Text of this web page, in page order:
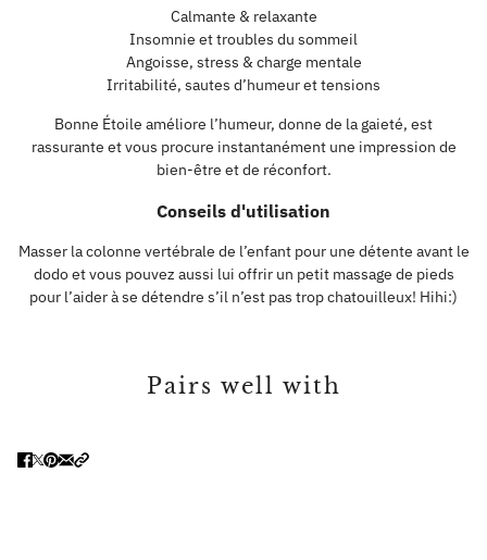
Calmante & relaxante
Insomnie et troubles du sommeil
Angoisse, stress & charge mentale
Irritabilité, sautes d’humeur et tensions
Bonne Étoile améliore l’humeur, donne de la gaieté, est
rassurante et vous procure instantanément une impression de
bien-être et de réconfort.
Conseils d'utilisation
Masser la colonne vertébrale de l’enfant pour une détente avant le
dodo et vous pouvez aussi lui offrir un petit massage de pieds
pour l’aider à se détendre s’il n’est pas trop chatouilleux! Hihi:)
Pairs well with